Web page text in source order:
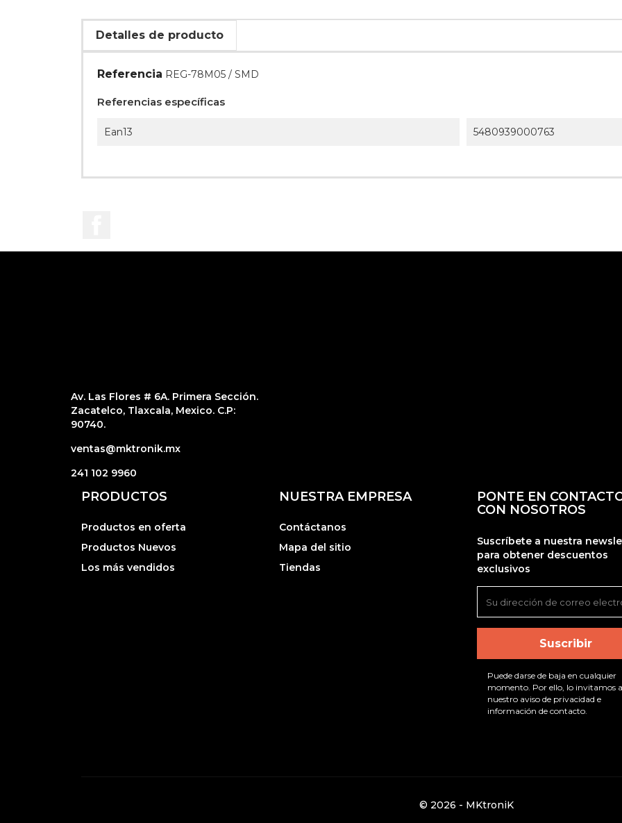
Detalles de producto
Referencia REG-78M05 / SMD
Referencias específicas
Ean13 5480939000763
Av. Las Flores # 6A. Primera Sección.
Zacatelco, Tlaxcala, Mexico. C.P:
90740.
ventas@mktronik.mx
241 102 9960
PRODUCTOS
Productos en oferta
Productos Nuevos
Los más vendidos
NUESTRA EMPRESA
Contáctanos
Mapa del sitio
Tiendas
PONTE EN
CON NOSOTROS
Suscríbete a nuestra
para obtener descuentos
exclusivos
Puede darse de baja en cualquier
momento. Por ello, lo invitamos
nuestro aviso de privacidad e
información de contacto.
© 2026 - MKtroniK